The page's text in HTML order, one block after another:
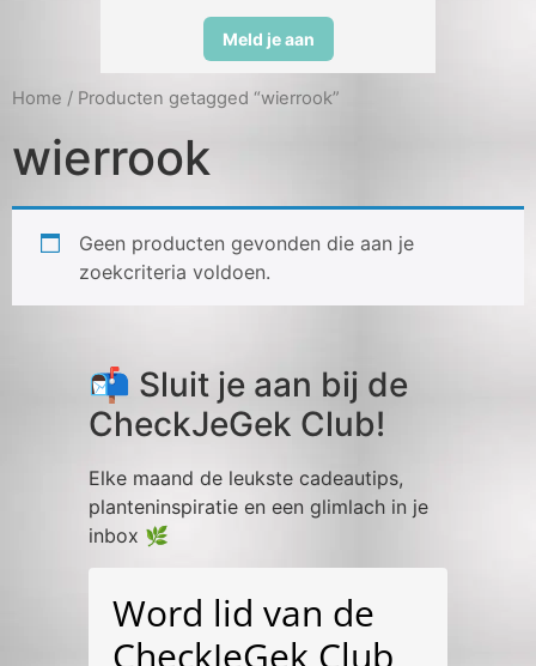
Meld je aan
Home / Producten getagged “wierrook”
wierrook
Geen producten gevonden die aan je
zoekcriteria voldoen.
📬 Sluit je aan bij de
CheckJeGek Club!
Elke maand de leukste cadeautips,
planteninspiratie en een glimlach in je
inbox 🌿
Word lid van de
CheckJeGek Club